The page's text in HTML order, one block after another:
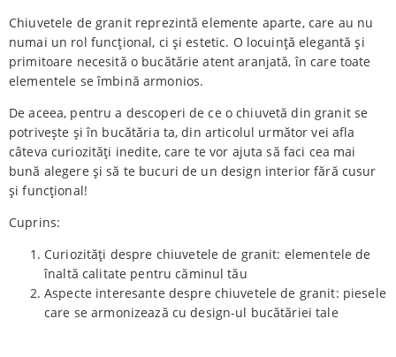
Chiuvetele de granit reprezintă elemente aparte, care au nu
numai un rol funcțional, ci și estetic. O locuință elegantă și
primitoare necesită o bucătărie atent aranjată, în care toate
elementele se îmbină armonios.
De aceea, pentru a descoperi de ce o chiuvetă din granit se
potrivește și în bucătăria ta, din articolul următor vei afla
câteva curiozități inedite, care te vor ajuta să faci cea mai
bună alegere și să te bucuri de un design interior fără cusur
și funcțional!
Cuprins:
Curiozități despre chiuvetele de granit: elementele de
înaltă calitate pentru căminul tău
Aspecte interesante despre chiuvetele de granit: piesele
care se armonizează cu design-ul bucătăriei tale